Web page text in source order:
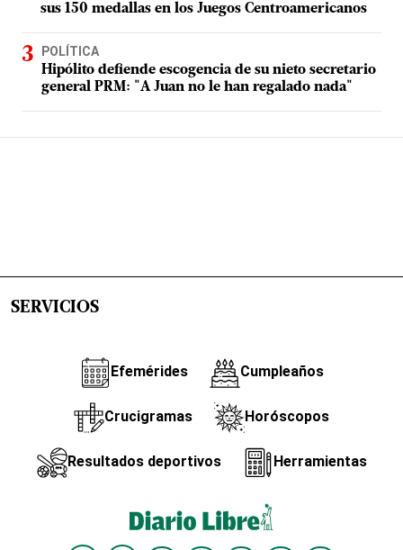
sus 150 medallas en los Juegos Centroamericanos
POLÍTICA
Hipólito defiende escogencia de su nieto secretario
general PRM: "A Juan no le han regalado nada"
SERVICIOS
Efemérides Cumpleaños
Crucigramas Horóscopos
Resultados deportivos Herramientas